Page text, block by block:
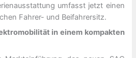
umfasst jetzt einen
Fahrer- und Beifahrersitz.
in einem kompakten